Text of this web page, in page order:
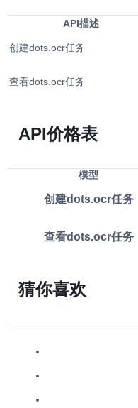
API描述
创建dots.ocr任务
查看dots.ocr任务
API价格表
模型
创建dots.ocr任务
查看dots.ocr任务
猜你喜欢